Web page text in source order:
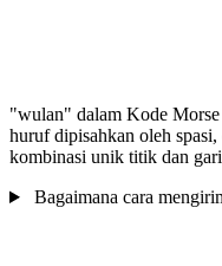
"wulan" dalam Kode
huruf dipisahkan oleh
kombinasi unik titik dan
Bagaimana cara